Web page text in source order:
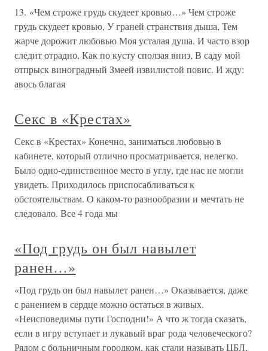
13. «Чем строже грудь скудеет кровью…» Чем строже
грудь скудеет кровью, У граней странствия дыша, Тем
жарче дорожит любовью Моя усталая душа. И часто взор
следит отрадно, Как по кусту сползая вниз, В саду мой
отпрыск виноградный Змеей извилистой повис. И жду:
авось благая
Секс в «Крестах»
Секс в «Крестах» Конечно, заниматься любовью в
кабинете, который отлично просматривается, нелегко.
Было одно-единственное место в углу, где нас не могли
увидеть. Приходилось приспосабливаться к
обстоятельствам. О каком-то разнообразии и мечтать не
следовало. Все 4 года мы
«Под грудь он был навылет
ранен…»
«Под грудь он был навылет ранен…» Оказывается, даже
с ранением в сердце можно остаться в живых.
«Неисповедимы пути Господни!» А что ж тогда сказать,
если в игру вступает и лукавый враг рода человеческого?
Рядом с больничным городком, как стали называть ЦБЛ,